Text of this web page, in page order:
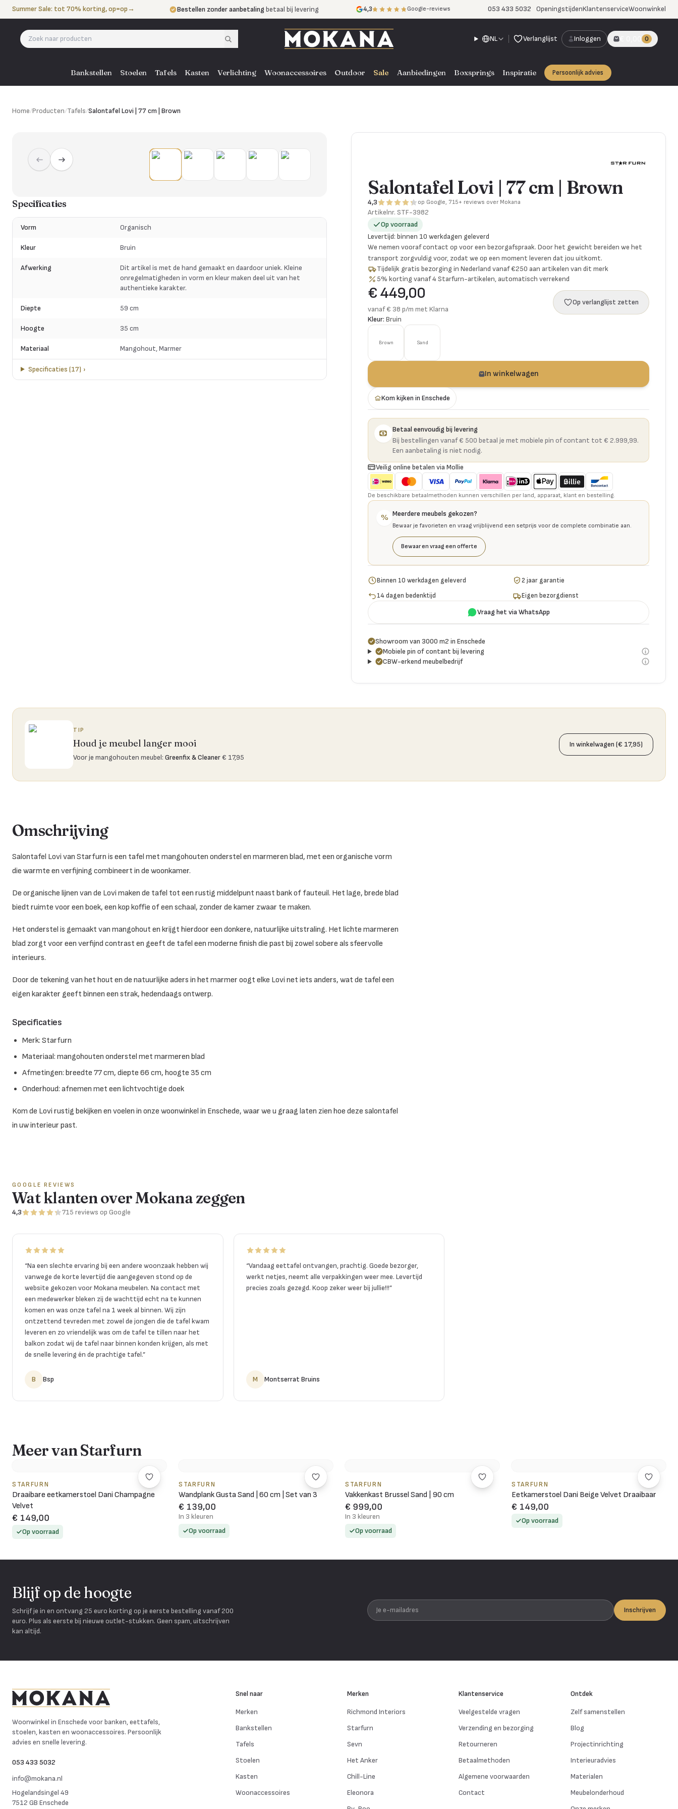
Naar de inhoud
Summer Sale: tot 70% korting, op=op→ Bestellen zonder aanbetaling betaal bij levering
Eigen bezorgdienst door heel NL, BE en DE
4,3 Google-reviews 053 433 5032 OpeningstijdenKlantenserviceWoonwinkel
NL Verlanglijst Inloggen € 0,00 0
Bankstellen Stoelen Tafels Kasten Verlichting Woonaccessoires Outdoor Sale Aanbiedingen Boxsprings Inspiratie Persoonlijk advies
Home/Producten/Tafels/Salontafel Lovi | 77 cm | Brown
Specificaties
Vorm Organisch
Kleur Bruin
Afwerking
Dit artikel is met de hand gemaakt en daardoor uniek. Kleine
onregelmatigheden in vorm en kleur maken deel uit van het
authentieke karakter.
Diepte 59 cm
Hoogte 35 cm
Materiaal Mangohout, Marmer
Specificaties (17) ›
Salontafel Lovi | 77 cm | Brown
4,3 op Google, 715+ reviews over Mokana
Artikelnr. STF-3982
Op voorraad
Levertijd: binnen 10 werkdagen geleverd
We nemen vooraf contact op voor een bezorgafspraak. Door het gewicht bereiden we het
transport zorgvuldig voor, zodat we op een moment leveren dat jou uitkomt.
Tijdelijk gratis bezorging in Nederland vanaf €250 aan artikelen van dit merk
5% korting vanaf 4 Starfurn-artikelen, automatisch verrekend
€ 449,00
vanaf € 38 p/m met Klarna
Op verlanglijst zetten
Kleur: Bruin
Brown Sand
In winkelwagen
Kom kijken in Enschede
Betaal eenvoudig bij levering
Bij bestellingen vanaf € 500 betaal je met mobiele pin of contant tot € 2.999,99.
Een aanbetaling is niet nodig.
Veilig online betalen via Mollie
De beschikbare betaalmethoden kunnen verschillen per land, apparaat, klant en bestelling.
% Meerdere meubels gekozen?
Bewaar je favorieten en vraag vrijblijvend een setprijs voor de complete combinatie aan.
Bewaar en vraag een offerte
Binnen 10 werkdagen geleverd
2 jaar garantie
14 dagen bedenktijd
Eigen bezorgdienst
Vraag het via WhatsApp
Showroom van 3000 m2 in Enschede
Mobiele pin of contant bij levering
CBW-erkend meubelbedrijf
TIP
Houd je meubel langer mooi
Voor je mangohouten meubel: Greenfix & Cleaner€ 17,95
In winkelwagen (€ 17,95)
Omschrijving
Salontafel Lovi van Starfurn is een tafel met mangohouten onderstel en marmeren blad, met een organische vorm
die warmte en verfijning combineert in de woonkamer.
De organische lijnen van de Lovi maken de tafel tot een rustig middelpunt naast bank of fauteuil. Het lage, brede blad
biedt ruimte voor een boek, een kop koffie of een schaal, zonder de kamer zwaar te maken.
Het onderstel is gemaakt van mangohout en krijgt hierdoor een donkere, natuurlijke uitstraling. Het lichte marmeren
blad zorgt voor een verfijnd contrast en geeft de tafel een moderne finish die past bij zowel sobere als sfeervolle
interieurs.
Door de tekening van het hout en de natuurlijke aders in het marmer oogt elke Lovi net iets anders, wat de tafel een
eigen karakter geeft binnen een strak, hedendaags ontwerp.
Specificaties
Merk: Starfurn
Materiaal: mangohouten onderstel met marmeren blad
Afmetingen: breedte 77 cm, diepte 66 cm, hoogte 35 cm
Onderhoud: afnemen met een lichtvochtige doek
Kom de Lovi rustig bekijken en voelen in onze woonwinkel in Enschede, waar we u graag laten zien hoe deze salontafel
in uw interieur past.
GOOGLE REVIEWS
Wat klanten over Mokana zeggen
4,3 715 reviews op Google
“Na een slechte ervaring bij een andere woonzaak hebben wij
vanwege de korte levertijd die aangegeven stond op de
website gekozen voor Mokana meubelen. Na contact met
een medewerker bleken zij de wachttijd echt na te kunnen
komen en was onze tafel na 1 week al binnen. Wij zijn
ontzettend tevreden met zowel de jongen die de tafel kwam
leveren en zo vriendelijk was om de tafel te tillen naar het
balkon zodat wij de tafel naar binnen konden krijgen, als met
de snelle levering én de prachtige tafel.”
B Bsp
“Vandaag eettafel ontvangen, prachtig. Goede bezorger,
werkt netjes, neemt alle verpakkingen weer mee. Levertijd
precies zoals gezegd. Koop zeker weer bij jullie!!!”
M Montserrat Bruins
Meer van Starfurn
STARFURN
Draaibare eetkamerstoel Dani Champagne
Velvet
€ 149,00
Op voorraad
STARFURN
Wandplank Gusta Sand | 60 cm | Set van 3
€ 139,00
In 3 kleuren
Op voorraad
STARFURN
Vakkenkast Brussel Sand | 90 cm
€ 999,00
In 3 kleuren
Op voorraad
STARFURN
Eetkamerstoel Dani Beige Velvet Draaibaar
€ 149,00
Op voorraad
Blijf op de hoogte
Schrijf je in en ontvang 25 euro korting op je eerste bestelling vanaf 200
euro. Plus als eerste bij nieuwe outlet-stukken. Geen spam, uitschrijven
kan altijd.
Je e-mailadres
Inschrijven
Woonwinkel in Enschede voor banken, eettafels,
stoelen, kasten en woonaccessoires. Persoonlijk
advies en snelle levering.
053 433 5032
info@mokana.nl
Hogelandsingel 49
7512 GB Enschede
Snel naar
Merken
Bankstellen
Tafels
Stoelen
Kasten
Woonaccessoires
Merken
Richmond Interiors
Starfurn
Sevn
Het Anker
Chill-Line
Eleonora
Klantenservice
Veelgestelde vragen
Verzending en bezorging
Retourneren
Betaalmethoden
Algemene voorwaarden
Contact
Ontdek
Zelf samenstellen
Blog
Projectinrichting
Interieuradvies
Materialen
Meubelonderhoud